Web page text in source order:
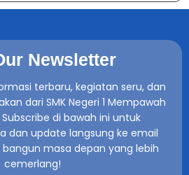
Newsletter
terbaru, kegiatan seru, dan
dari SMK Negeri 1 Mempawah
Subscribe di bawah ini untuk
dan update langsung ke email
bangun masa depan yang lebih
cemerlang!